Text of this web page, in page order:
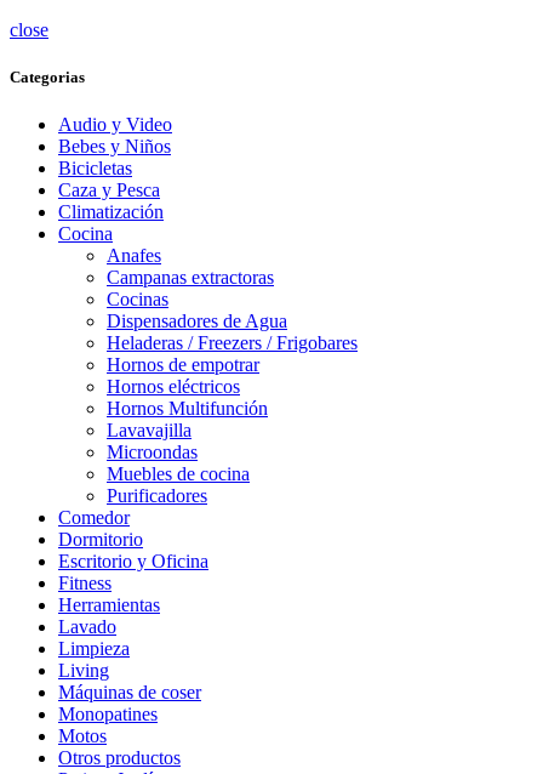
close
Categorias
Audio y Video
Bebes y Niños
Bicicletas
Caza y Pesca
Climatización
Cocina
Anafes
Campanas extractoras
Cocinas
Dispensadores de Agua
Heladeras / Freezers / Frigobares
Hornos de empotrar
Hornos eléctricos
Hornos Multifunción
Lavavajilla
Microondas
Muebles de cocina
Purificadores
Comedor
Dormitorio
Escritorio y Oficina
Fitness
Herramientas
Lavado
Limpieza
Living
Máquinas de coser
Monopatines
Motos
Otros productos